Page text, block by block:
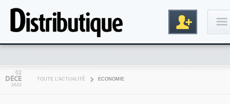
02
DÉCE
2022
TOUTE L'ACTUALITÉ ECONOMIE